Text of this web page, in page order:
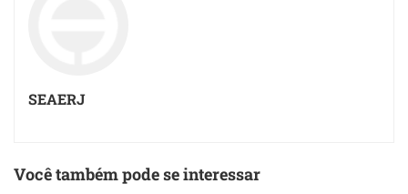
SEAERJ
Você também pode se interessar